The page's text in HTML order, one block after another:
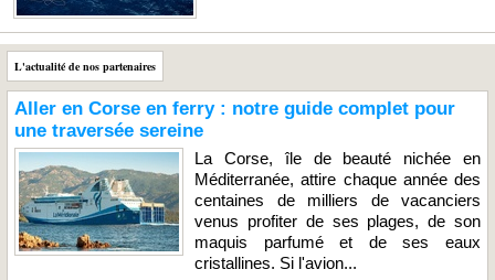
L'actualité de nos partenaires
Aller en Corse en ferry : notre guide complet pour
une traversée sereine
La Corse, île de beauté nichée en
Méditerranée, attire chaque année des
centaines de milliers de vacanciers
venus profiter de ses plages, de son
maquis parfumé et de ses eaux
cristallines. Si l'avion...